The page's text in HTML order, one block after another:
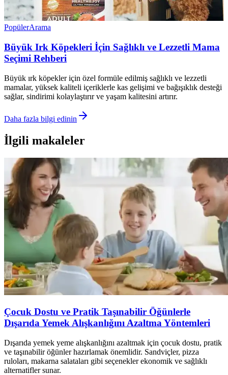
PopülerArama
Büyük Irk Köpekleri İçin Sağlıklı ve Lezzetli Mama
Seçimi Rehberi
Büyük ırk köpekler için özel formüle edilmiş sağlıklı ve lezzetli
mamalar, yüksek kaliteli içeriklerle kas gelişimi ve bağışıklık desteği
sağlar, sindirimi kolaylaştırır ve yaşam kalitesini artırır.
Daha fazla bilgi edinin
İlgili makaleler
Çocuk Dostu ve Pratik Taşınabilir Öğünlerle
Dışarıda Yemek Alışkanlığını Azaltma Yöntemleri
Dışarıda yemek yeme alışkanlığını azaltmak için çocuk dostu, pratik
ve taşınabilir öğünler hazırlamak önemlidir. Sandviçler, pizza
ruloları, makarna salataları gibi seçenekler ekonomik ve sağlıklı
alternatifler sunar.